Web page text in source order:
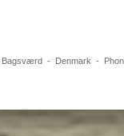
Bagsværd- Denmark -